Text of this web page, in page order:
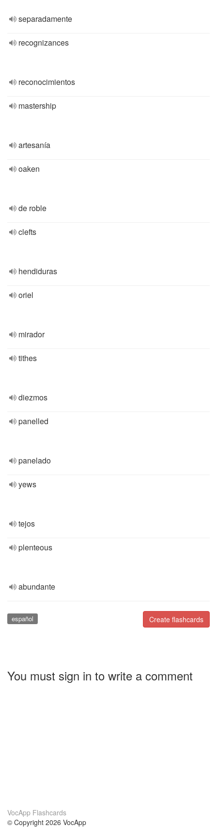
separadamente
recognizances
reconocimientos
mastership
artesanía
oaken
de roble
clefts
hendiduras
oriel
mirador
tithes
diezmos
panelled
panelado
yews
tejos
plenteous
abundante
Create flashcards
español
You must sign in to write a comment
VocApp Flashcards
© Copyright 2026 VocApp